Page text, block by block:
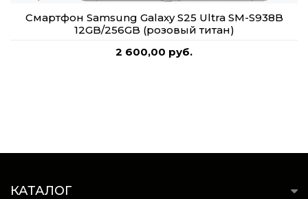
Смартфон Samsung Galaxy S25 Ultra SM-S938B
12GB/256GB (розовый титан)
2 600,00 руб.
КАТАЛОГ